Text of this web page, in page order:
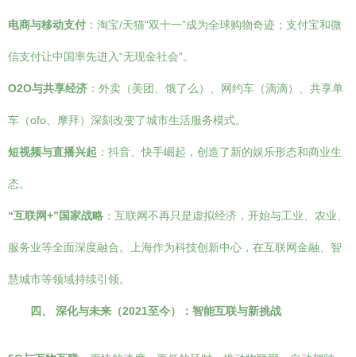
电商与移动支付 ：淘宝/天猫“双十一”成为全球购物奇迹；支付宝和微
信支付让中国率先进入“无现金社会”。
O2O与共享经济 ：外卖（美团、饿了么）、网约车（滴滴）、共享单
车（ofo、摩拜）深刻改变了城市生活服务模式。
短视频与直播兴起 ：抖音、快手崛起，创造了新的娱乐形态和商业生
态。
“互联网+”国家战略 ：互联网不再只是虚拟经济，开始与工业、农业、
服务业等全面深度融合。上海作为科技创新中心，在互联网金融、智
慧城市等领域持续引领。
四、 深化与未来（2021至今）：智能互联与新挑战